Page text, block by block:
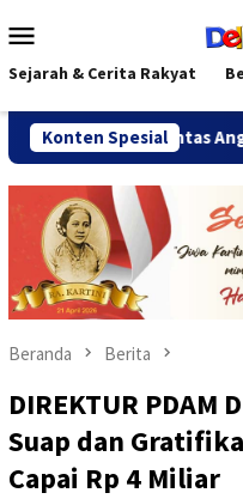
ke
kontenMobile
Sejarah & Cerita Rakyat
Konten Spesial
Lintas Angkatan
Beranda Berita
DIREKTUR PDAM
Suap dan
Capai Rp 4 Miliar